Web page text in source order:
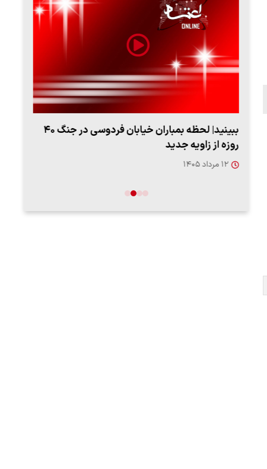
ببینید| لحظه بمباران خیابان فردوسی در جنگ ۴۰
روزه از زاویه جدید
۱۲ مرداد ۱۴۰۵